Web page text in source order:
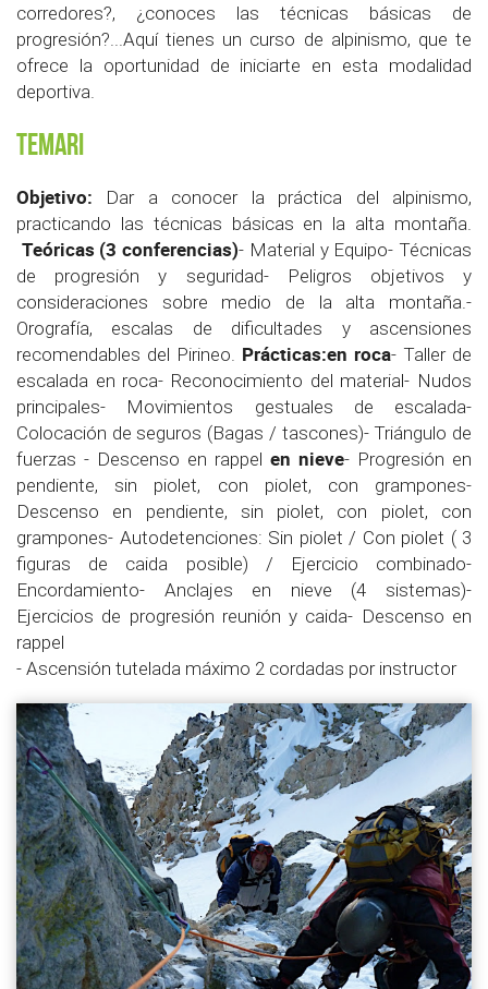
corredores?, ¿conoces las técnicas básicas de
progresión?...Aquí tienes un curso de alpinismo, que te
ofrece la oportunidad de iniciarte en esta modalidad
deportiva.
Temari
Objetivo: Dar a conocer la práctica del alpinismo,
practicando las técnicas básicas en la alta montaña.
Teóricas (3 conferencias)- Material y Equipo- Técnicas
de progresión y seguridad- Peligros objetivos y
consideraciones sobre medio de la alta montaña.-
Orografía, escalas de dificultades y ascensiones
recomendables del Pirineo. Prácticas:en roca- Taller de
escalada en roca- Reconocimiento del material- Nudos
principales- Movimientos gestuales de escalada-
Colocación de seguros (Bagas / tascones)- Triángulo de
fuerzas - Descenso en rappel en nieve- Progresión en
pendiente, sin piolet, con piolet, con grampones-
Descenso en pendiente, sin piolet, con piolet, con
grampones- Autodetenciones: Sin piolet / Con piolet ( 3
figuras de caida posible) / Ejercicio combinado-
Encordamiento- Anclajes en nieve (4 sistemas)-
Ejercicios de progresión reunión y caida- Descenso en
rappel
- Ascensión tutelada máximo 2 cordadas por instructor